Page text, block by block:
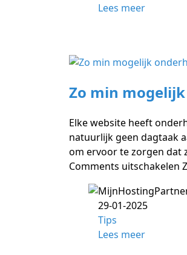
Lees meer
Zo min
Elke website heeft
natuurlijk geen dagtaak
om ervoor te zorgen dat
Comments uitschakelen
29-01-2025
Tips
Lees meer